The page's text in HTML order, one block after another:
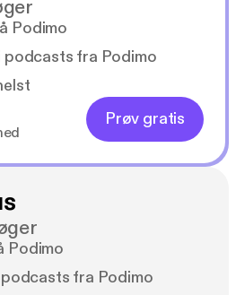
Podimo
podcasts fra Podimo
Prøv gratis
Podimo
fra Podimo